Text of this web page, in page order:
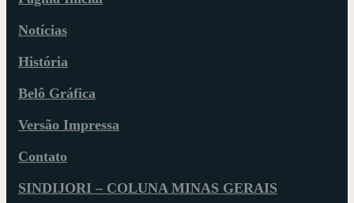
Notícias
História
Belô Gráfica
Versão Impressa
Contato
SINDIJORI – COLUNA MINAS GERAIS